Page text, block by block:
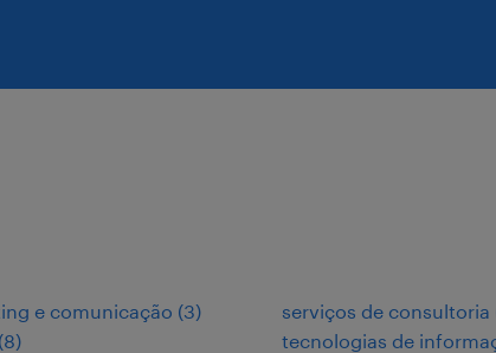
e comunicação (3)
(8)
serviços de consultoria
tecnologias de